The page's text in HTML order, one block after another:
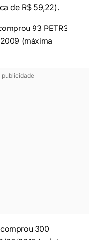
de R$ 59,22).
93 PETR3
(máxima
publicidade
300